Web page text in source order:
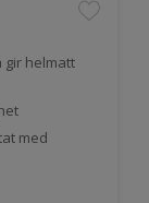
gir helmatt
med